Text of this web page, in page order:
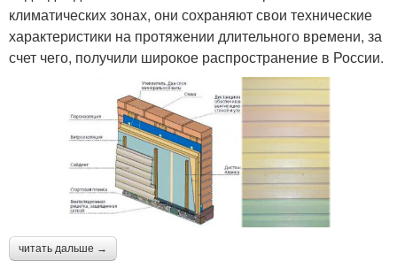
климатических зонах, они сохраняют свои технические
характеристики на протяжении длительного времени, за
счет чего, получили широкое распространение в России.
читать дальше →